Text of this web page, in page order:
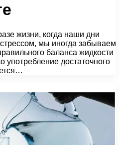
жизни, когда наши дни
мы иногда забываем
баланса жидкости
достаточного